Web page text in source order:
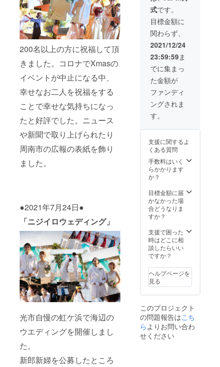
200名以上の方に祝福して頂
きました。コロナでXmasの
イベントが中止になる中、
幸せなお二人を祝福をする
ことで幸せな気持ちになっ
たと好評でした。ニュース
や新聞で取り上げられたり
周南市の広報の表紙を飾り
ました。
●2021年7月24日●
「ニジイロウェディング」
光市自慢の虹ケ浜で海辺の
ウエディングを開催しまし
た。
新郎新婦を公募したところ
掲載時
にご希
望する
お名
前、会
社様名
などを
備考欄
にご明
記くだ
さい。
掲示さ
せてい
ただき
ます。
また、
会場横
オーロ
ラビ
ジョン
に支援
者様と
してご
希望の
お名前
ズ）を
せてい
ただき
ます。
※掲載時
にご希
お名
前、会
社様名
などを
にご明
記くだ
さい。
式です。
目標金額に
関わらず、
2021/12/24
23:59:59ま
でに集まっ
た金額が
ファンディ
ングされま
す。
支援に関するよ
くある質問
手数料はいく
らかかります
か？
目標金額に届
かなかった場
合どうなりま
すか？
支援で困った
時はどこに相
談したらいい
ですか？
ヘルプページを
見る
このプロジェクト
の問題報告はこち
ら よりお問い合わ
せください